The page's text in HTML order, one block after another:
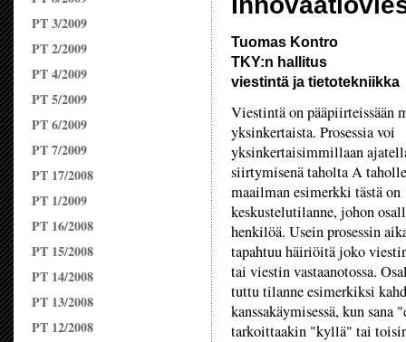
PT 3/2009
PT 2/2009
PT 4/2009
PT 5/2009
PT 6/2009
PT 7/2009
PT 17/2008
PT 1/2009
PT 16/2008
PT 15/2008
PT 14/2008
PT 13/2008
PT 12/2008
Tuomas Kontro
TKY:n hallitus
viestintä ja tietotekniikka
Viestintä on pääpiirteissään
yksinkertaista. Prosessia voi
yksinkertaisimmillaan
siirtymisenä taholta A
maailman esimerkki tästä on
keskustelutilanne, johon
henkilöä. Usein prosessin
tapahtuu häiriöitä joko
tai viestin vastaanotossa.
tuttu tilanne esimerkiksi
kanssakäymisessä, kun sana
tarkoittaakin "kyllä" tai